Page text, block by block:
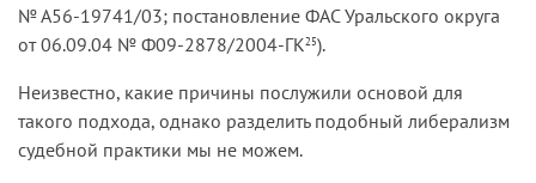
№ А56-19741/03; постановление ФАС Уральского округа
от 06.09.04 № Ф09-2878/2004-ГК25).
Неизвестно, какие причины послужили основой для
такого подхода, однако разделить подобный либерализм
судебной практики мы не можем.